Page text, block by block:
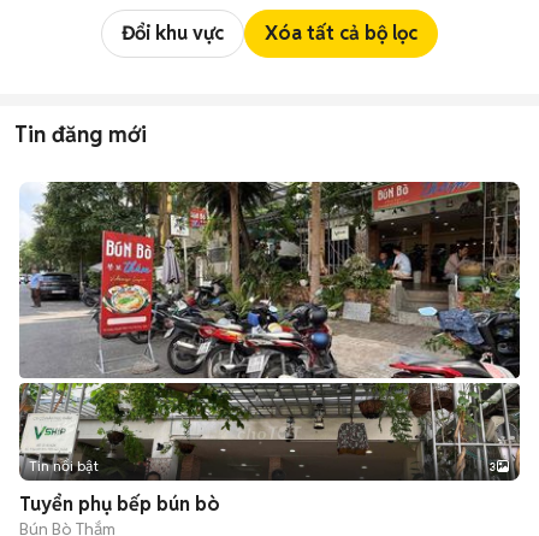
Đổi khu vực Xóa tất cả bộ lọc
Tin đăng mới
Tin nổi bật 3
Tuyển phụ bếp bún bò
Bún Bò Thắm